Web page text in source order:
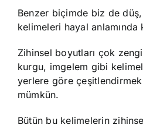
Benzer biçimde biz de
kelimeleri hayal
Zihinsel boyutları çok
kurgu, imgelem gibi
yerlere göre
mümkün.
Bütün bu kelimelerin